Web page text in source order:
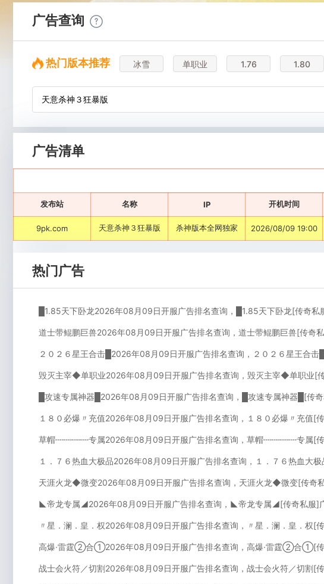
广告查询
热门版本推荐 冰雪 单职业 1.76 1.80
广告清单
发布站 名称 IP 开机时间
9pk.com 天意杀神３狂暴版 杀神版本全网独家 2026/08/09 19:00
热门广告
█1.85天下卧龙2026年08月09日开服广告排名查询，█1.85天下卧龙[传奇私
道士带鲲鹏巨兽2026年08月09日开服广告排名查询，道士带鲲鹏巨兽[传奇私
２０２６星王合击█2026年08月09日开服广告排名查询，２０２６星王合击
毁灭主宰◆单职业2026年08月09日开服广告排名查询，毁灭主宰◆单职业[传
█攻速专属神器█2026年08月09日开服广告排名查询，█攻速专属神器█[传奇
１８０必爆〃充值2026年08月09日开服广告排名查询，１８０必爆〃充值[
草帽┉┉┉┉专属2026年08月09日开服广告排名查询，草帽┉┉┉┉专属[传
１．７６热血大极品2026年08月09日开服广告排名查询，１．７６热血大极
天涯火龙◆微变2026年08月09日开服广告排名查询，天涯火龙◆微变[传奇私
◣帝龙专属◢2026年08月09日开服广告排名查询，◣帝龙专属◢[传奇私服]广
〃星．澜．皇．权2026年08月09日开服广告排名查询，〃星．澜．皇．权[
高爆·雷霆②合①2026年08月09日开服广告排名查询，高爆·雷霆②合①[传
战士会火符／切割2026年08月09日开服广告排名查询，战士会火符／切割[传